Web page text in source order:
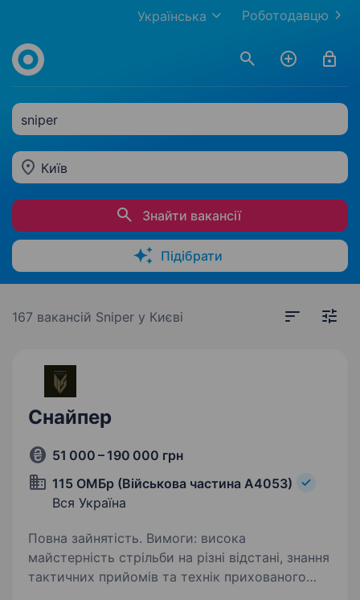
Роботодавцю
Українська
sniper
Київ
Знайти вакансії
Підібрати
167 вакансій Sniper у Києві
Снайпер
51 000 – 190 000 грн
115 ОМБр (Військова частина А4053)
Вся Україна
Повна зайнятість. Вимоги: висока
майстерність стрільби на різні відстані, знання
тактичних прийомів та технік прихованого